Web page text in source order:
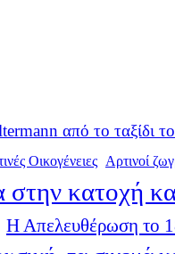
από το ταξίδι
Οικογένειες Αρτινοί
κατοχή
Η Απελευθέρωση το